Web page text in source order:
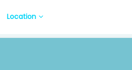
Location